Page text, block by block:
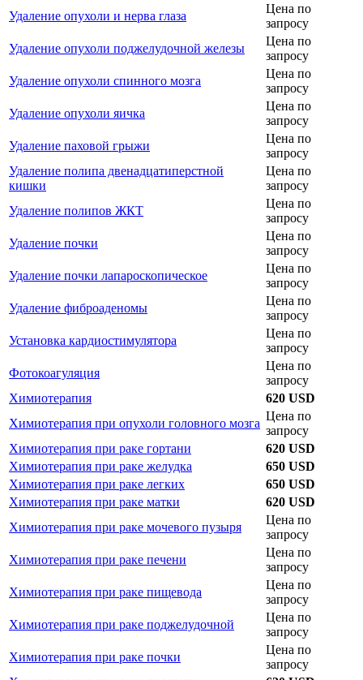
Удаление опухоли и нерва глаза
Цена по
запросу
Удаление опухоли поджелудочной железы
Цена по
запросу
Удаление опухоли спинного мозга
Цена по
запросу
Удаление опухоли яичка
Цена по
запросу
Удаление паховой грыжи
Цена по
запросу
Удаление полипа двенадцатиперстной
кишки
Цена по
запросу
Удаление полипов ЖКТ
Цена по
запросу
Удаление почки
Цена по
запросу
Удаление почки лапароскопическое
Цена по
запросу
Удаление фиброаденомы
Цена по
запросу
Установка кардиостимулятора
Цена по
запросу
Фотокоагуляция
Цена по
запросу
Химиотерапия
620 USD
Химиотерапия при опухоли головного мозга
Цена по
запросу
Химиотерапия при раке гортани
620 USD
Химиотерапия при раке желудка
650 USD
Химиотерапия при раке легких
650 USD
Химиотерапия при раке матки
620 USD
Химиотерапия при раке мочевого пузыря
Цена по
запросу
Химиотерапия при раке печени
Цена по
запросу
Химиотерапия при раке пищевода
Цена по
запросу
Химиотерапия при раке поджелудочной
Цена по
запросу
Химиотерапия при раке почки
Цена по
запросу